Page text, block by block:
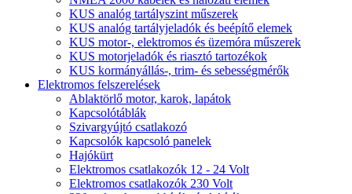
KUS analóg tartályszint műszerek
KUS analóg tartályjeladók és beépítő elemek
KUS motor-, elektromos és üzemóra műszerek
KUS motorjeladók és riasztó tartozékok
KUS kormányállás-, trim- és sebességmérők
Elektromos felszerelések
Ablaktörlő motor, karok, lapátok
Kapcsolótáblák
Szivargyújtó csatlakozó
Kapcsolók kapcsoló panelek
Hajókürt
Elektromos csatlakozók 12 - 24 Volt
Elektromos csatlakozók 230 Volt